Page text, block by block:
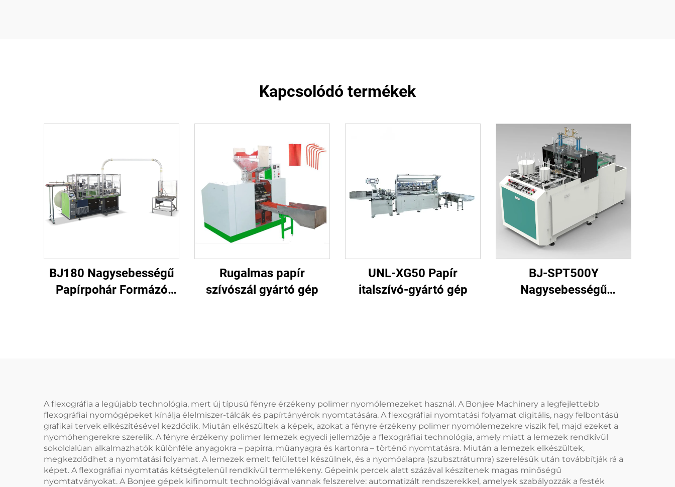
Kapcsolódó termékek
BJ180 Nagysebességű
Papírpohár Formázó
Rugalmas papír
szívószál gyártó gép
UNL-XG50 Papír
italszívó-gyártó gép
BJ-SPT500Y
Nagysebességű
A flexográfia a legújabb technológia, mert új típusú fényre érzékeny polimer nyomólemezeket használ. A Bonjee Machinery a legfejlettebb
flexográfiai nyomógépeket kínálja élelmiszer-tálcák és papírtányérok nyomtatására. A flexográfiai nyomtatási folyamat digitális, nagy felbontású
grafikai tervek elkészítésével kezdődik. Miután elkészültek a képek, azokat a fényre érzékeny polimer nyomólemezekre viszik fel, majd ezeket a
nyomóhengerekre szerelik. A fényre érzékeny polimer lemezek egyedi jellemzője a flexográfiai technológia, amely miatt a lemezek rendkívül
sokoldalúan alkalmazhatók különféle anyagokra – papírra, műanyagra és kartonra – történő nyomtatásra. Miután a lemezek elkészültek,
megkezdődhet a nyomtatási folyamat. A lemezek emelt felülettel készülnek, és a nyomóalapra (szubsztrátumra) szerelésük után továbbítják rá a
képet. A flexográfiai nyomtatás kétségtelenül rendkívül termelékeny. Gépeink percek alatt százával készítenek magas minőségű
nyomtatványokat. A Bonjee gépek kifinomult technológiával vannak felszerelve: automatizált rendszerekkel, amelyek szabályozzák a festék